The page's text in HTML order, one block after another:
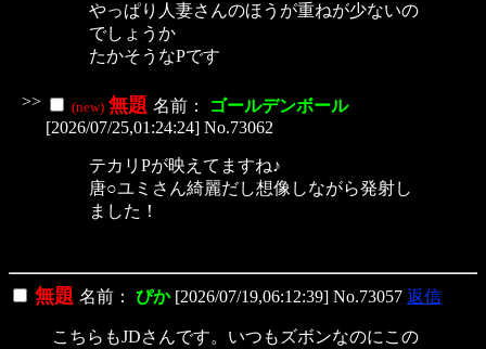
やっぱり人妻さんのほうが重ねが少ないの
でしょうか
たかそうなPです
>> (new) 無題 名前：
ゴールデンボール
[2026/07/25,01:24:24] No.73062
テカリPが映えてますね♪
唐○ユミさん綺麗だし想像しながら発射し
ました！
無題 名前： ぴか [2026/07/19,06:12:39] No.73057 返信
こちらもJDさんです。いつもズボンなのにこの